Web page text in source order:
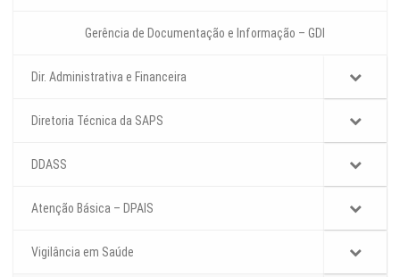
Gerência de Documentação e Informação – GDI
Dir. Administrativa e Financeira
Diretoria Técnica da SAPS
DDASS
Atenção Básica – DPAIS
Vigilância em Saúde